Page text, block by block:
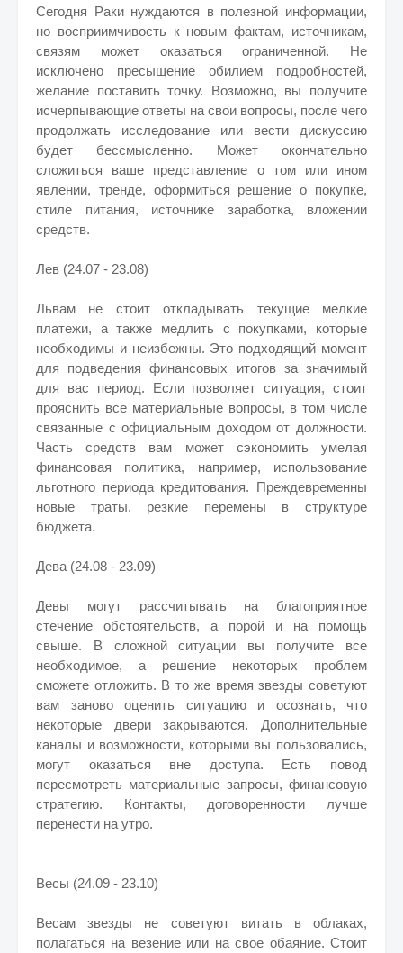
Сегодня Раки нуждаются в полезной информации,
но восприимчивость к новым фактам, источникам,
связям может оказаться ограниченной. Не
исключено пресыщение обилием подробностей,
желание поставить точку. Возможно, вы получите
исчерпывающие ответы на свои вопросы, после чего
продолжать исследование или вести дискуссию
будет бессмысленно. Может окончательно
сложиться ваше представление о том или ином
явлении, тренде, оформиться решение о покупке,
стиле питания, источнике заработка, вложении
средств.
Лев (24.07 - 23.08)
Львам не стоит откладывать текущие мелкие
платежи, а также медлить с покупками, которые
необходимы и неизбежны. Это подходящий момент
для подведения финансовых итогов за значимый
для вас период. Если позволяет ситуация, стоит
прояснить все материальные вопросы, в том числе
связанные с официальным доходом от должности.
Часть средств вам может сэкономить умелая
финансовая политика, например, использование
льготного периода кредитования. Преждевременны
новые траты, резкие перемены в структуре
бюджета.
Дева (24.08 - 23.09)
Девы могут рассчитывать на благоприятное
стечение обстоятельств, а порой и на помощь
свыше. В сложной ситуации вы получите все
необходимое, а решение некоторых проблем
сможете отложить. В то же время звезды советуют
вам заново оценить ситуацию и осознать, что
некоторые двери закрываются. Дополнительные
каналы и возможности, которыми вы пользовались,
могут оказаться вне доступа. Есть повод
пересмотреть материальные запросы, финансовую
стратегию. Контакты, договоренности лучше
перенести на утро.
Весы (24.09 - 23.10)
Весам звезды не советуют витать в облаках,
полагаться на везение или на свое обаяние. Стоит